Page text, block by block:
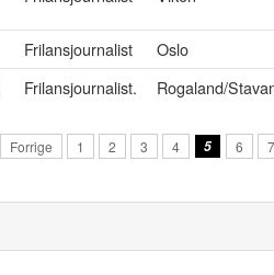
Frilansjournalist
Oslo
Frilansjournalist. Rogaland/
Forrige 1 2 3 4 5 6 7